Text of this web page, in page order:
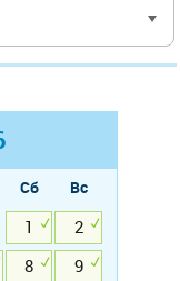
Сб
Вс
1
2
8
9